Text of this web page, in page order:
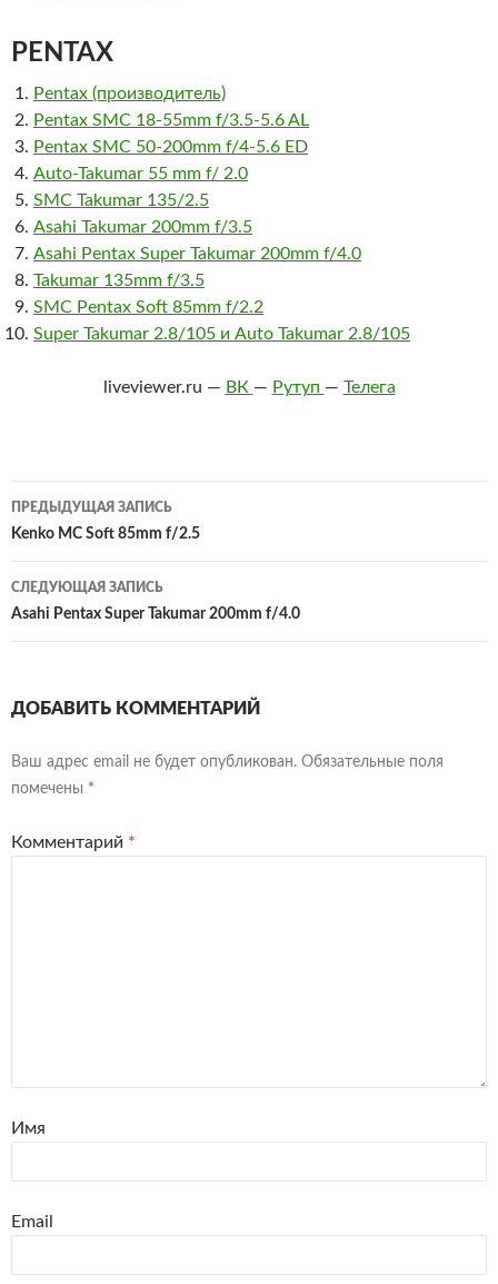
PENTAX
Pentax (производитель)
Pentax SMC 18-55mm f/3.5-5.6 AL
Pentax SMC 50-200mm f/4-5.6 ED
Auto-Takumar 55 mm f/ 2.0
SMC Takumar 135/2.5
Asahi Takumar 200mm f/3.5
Asahi Pentax Super Takumar 200mm f/4.0
Takumar 135mm f/3.5
SMC Pentax Soft 85mm f/2.2
Super Takumar 2.8/105 и Auto Takumar 2.8/105
liveviewer.ru — ВК — Рутуп — Телега
Навигация
по
записям
ПРЕДЫДУЩАЯ ЗАПИСЬ
Kenko MC Soft 85mm f/2.5
СЛЕДУЮЩАЯ ЗАПИСЬ
Asahi Pentax Super Takumar 200mm f/4.0
ДОБАВИТЬ КОММЕНТАРИЙ
Ваш адрес email не будет опубликован. Обязательные поля
помечены *
Комментарий *
Имя
Email